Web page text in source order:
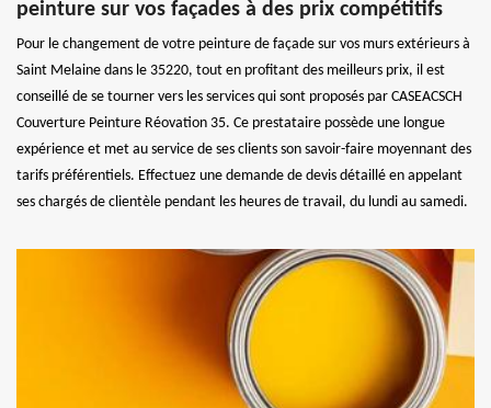
peinture sur vos façades à des prix compétitifs
Pour le changement de votre peinture de façade sur vos murs extérieurs à
Saint Melaine dans le 35220, tout en profitant des meilleurs prix, il est
conseillé de se tourner vers les services qui sont proposés par CASEACSCH
Couverture Peinture Réovation 35. Ce prestataire possède une longue
expérience et met au service de ses clients son savoir-faire moyennant des
tarifs préférentiels. Effectuez une demande de devis détaillé en appelant
ses chargés de clientèle pendant les heures de travail, du lundi au samedi.